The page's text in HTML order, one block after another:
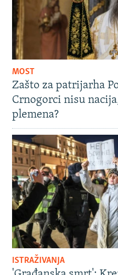
MOST
Zašto za patrijarha
Crnogorci nisu
plemena?
ISTRAŽIVANJA